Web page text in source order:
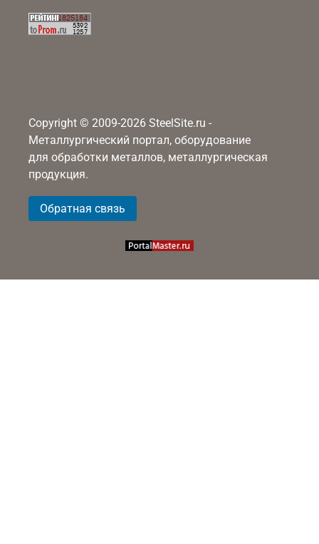
Copyright © 2009-2026 SteelSite.ru -
Металлургический портал, оборудование
для обработки металлов, металлургическая
продукция.
Обратная связь